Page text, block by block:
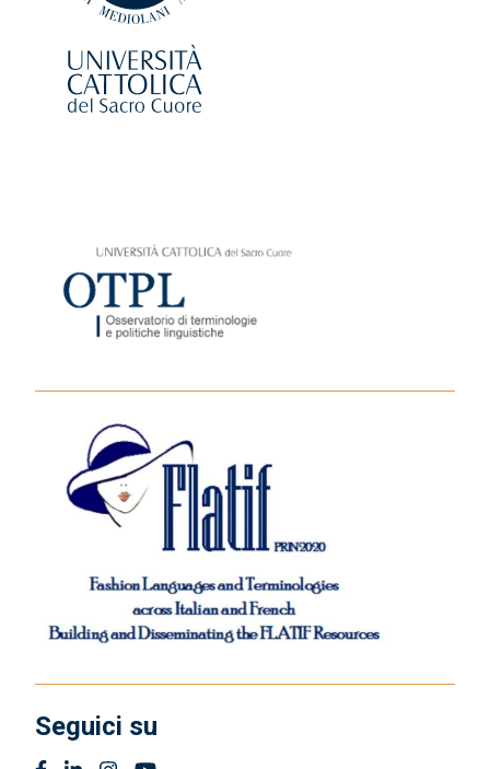
Seguici su